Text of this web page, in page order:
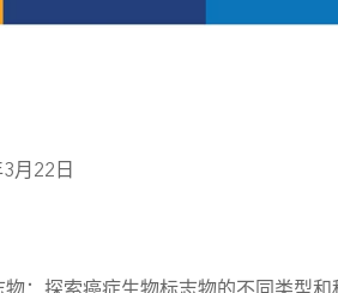
月22日